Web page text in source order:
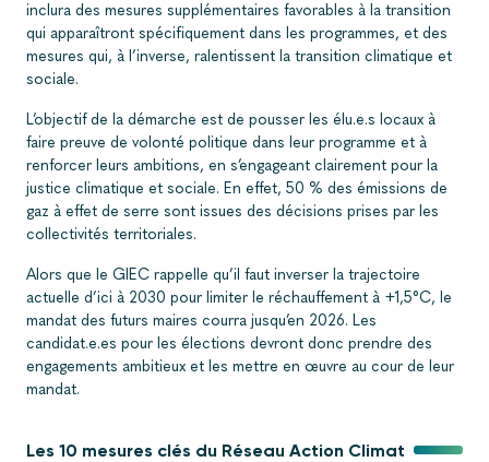
inclura des mesures supplémentaires favorables à la transition
qui apparaîtront spécifiquement dans les programmes, et des
mesures qui, à l’inverse, ralentissent la transition climatique et
sociale.
L’objectif de la démarche est de pousser les élu.e.s locaux à
faire preuve de volonté politique dans leur programme et à
renforcer leurs ambitions, en s’engageant clairement pour la
justice climatique et sociale. En effet, 50 % des émissions de
gaz à effet de serre sont issues des décisions prises par les
collectivités territoriales.
Alors que le GIEC rappelle qu’il faut inverser la trajectoire
actuelle d’ici à 2030 pour limiter le réchauffement à +1,5°C, le
mandat des futurs maires courra jusqu’en 2026. Les
candidat.e.es pour les élections devront donc prendre des
engagements ambitieux et les mettre en œuvre au cour de leur
mandat.
Les 10 mesures clés du Réseau Action Climat